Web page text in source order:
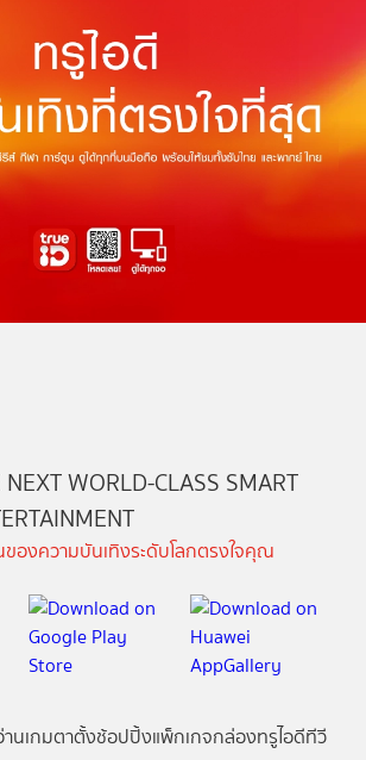
NEXT WORLD-CLASS SMART
องความบันเทิงระดับโลกตรงใจคุณ
นเกมตาตั้งช้อปปิ้งแพ็กเกจกล่องทรูไอดีทีวี